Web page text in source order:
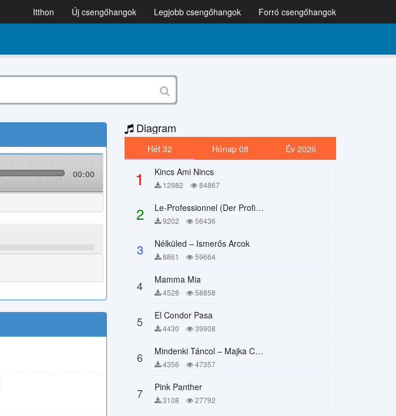
Itthon Új csengőhangok Legjobb csengőhangok Forró csengőhangok
00:00
Diagram
Hét 32 Hónap 08 Év 2026
1 Kincs Ami Nincs
12982 84867
2 Le-Professionnel (Der Profi) – Chi Mai
9202 56436
3 Nélküled – Ismerős Arcok
8861 59664
4 Mamma Mia
4528 58858
5 El Condor Pasa
4430 39908
6 Mindenki Táncol – Majka Curtis, Péter Majoros
4356 47357
7 Pink Panther
3108 27792